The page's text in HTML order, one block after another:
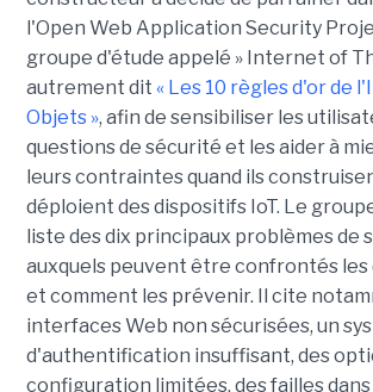
l'Open Web Application Security
groupe d'étude appelé » Internet of
autrement dit « Les 10 règles d'or de
Objets », afin de sensibiliser les
questions de sécurité et les aider à
leurs contraintes quand ils
déploient des dispositifs IoT. Le
liste des dix principaux problèmes de
auxquels peuvent être confrontés les
et comment les prévenir. Il cite
interfaces Web non sécurisées, un
d'authentification insuffisant, des
configuration limitées, des failles